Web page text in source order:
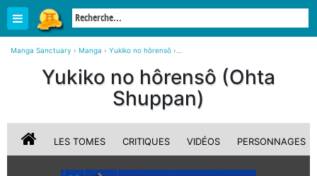
Manga Sanctuary › Manga › Yukiko no hôrensô ›
Yukiko no hôrensô (Ohta
Shuppan)
LES TOMES CRITIQUES VIDÉOS PERSONNAGES